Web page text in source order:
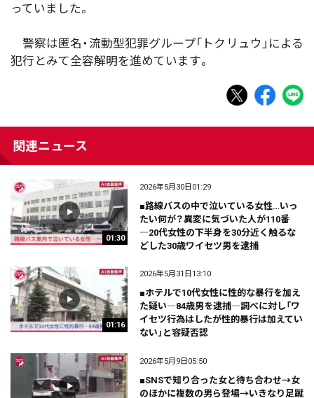
っていました。
警察は匿名・流動型犯罪グループ「トクリュウ」による
犯行とみて全容解明を進めています。
関連ニュース
01:30
2026年5月30日01:29
■路線バスの中で泣いている女性…いっ
たい何が？異変に気づいた人が110番
―20代女性の下半身を30分近く触るな
どした30歳ワイセツ男を逮捕
01:16
2026年5月31日13:10
■ホテルで10代女性に性的な暴行を加え
た疑い―84歳男を逮捕―調べに対し「ワ
イセツ行為はしたが性的暴行は加えてい
ない」と容疑否認
2026年5月9日05:50
■SNSで知り合った女と待ち合わせ→女
のほかに複数の男ら登場→いきなり足蹴